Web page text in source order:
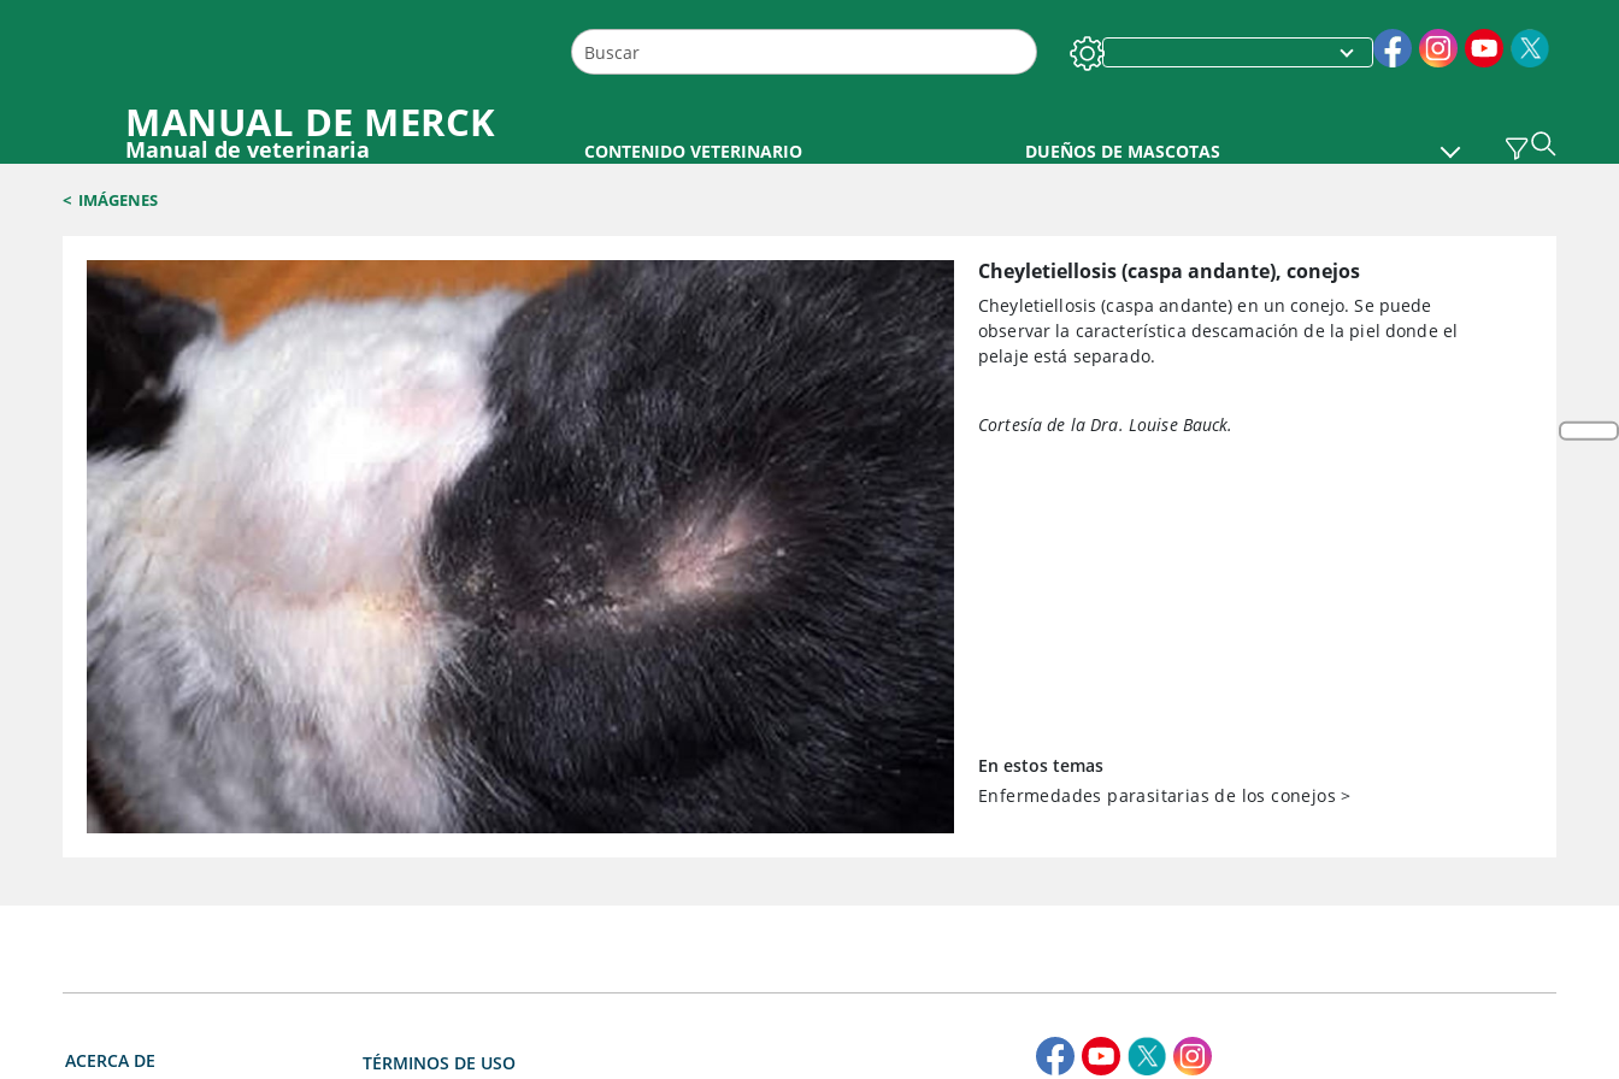
MANUAL DE MERCK
Manual de veterinaria CONTENIDO VETERINARIO DUEÑOS DE MASCOTAS
< IMÁGENES
Cheyletiellosis (caspa andante), conejos
Cheyletiellosis (caspa andante) en un conejo. Se puede
observar la característica descamación de la piel donde el
pelaje está separado.
Cortesía de la Dra. Louise Bauck.
En estos temas
Enfermedades parasitarias de los conejos >
ACERCA DE TÉRMINOS DE USO